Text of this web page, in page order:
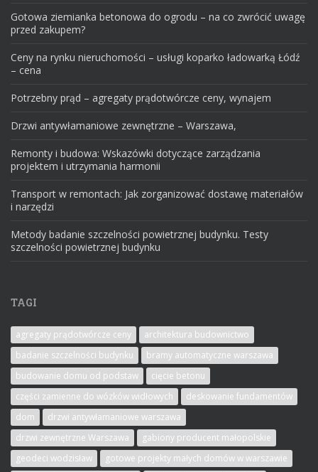
Gotowa ziemianka betonowa do ogrodu – na co zwrócić uwagę
przed zakupem?
Ceny na rynku nieruchomości – usługi koparko ładowarką Łódź
– cena
Potrzebny prąd – agregaty prądotwórcze ceny, wynajem
Drzwi antywłamaniowe zewnętrzne – Warszawa,
Remonty i budowa: Wskazówki dotyczące zarządzania
projektem i utrzymania harmonii
Transport w remontach: Jak zorganizować dostawę materiałów
i narzędzi
Metody badanie szczelności powietrznej budynku. Testy
szczelności powietrznej budynku
TAGI
agregaty prądotwórcze ceny
architektura budownictwo
badanie szczelności budynku
bramy automatyczne warszawa
budowanie domu od podstaw
cięcie betonu
części zamienne do wózków widłowych
deskowanie fundamentów
dom
drzwi antywłamaniowe warszawa
drzwi zewnętrzne Warszawa
gabiony producent małopolskie
geodeci wodzisław
gotowe projekty małych domów w warszawie